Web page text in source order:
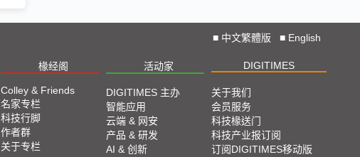
■ 中文繁體版 ■ English
椽经阁 活动家 DIGITIMES
Colley & Friends
名家专栏
科技行脚
作者群
关于专栏
DIGITIMES 主办
智能应用
云端 & 网安
产品 & 研发
AI & 创新
关于我们
会员服务
科技椽送门
科技产业报订阅
订阅DIGITIMES移动版